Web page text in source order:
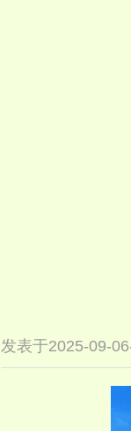
发表于2025-09-